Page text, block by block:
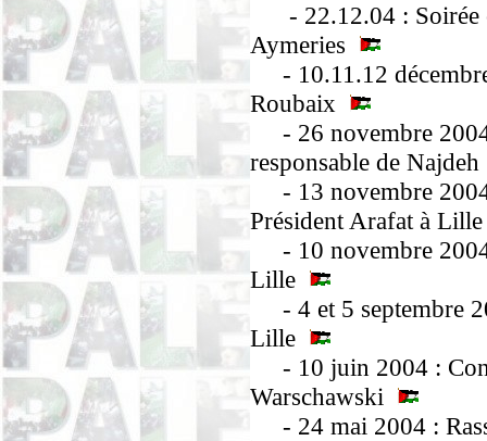
- 22.12.04 : Soirée
Aymeries
- 10.11.12
Roubaix
- 26 novembre
responsable de
- 13 novembre 2004
Président Arafat à
- 10 novembre 2004
Lille
- 4 et 5 septembre
Lille
- 10 juin 2004 :
Warschawski
- 24 mai 2004 :